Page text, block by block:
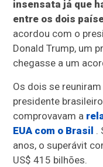
insensata já que
entre os dois
acordou com o
Donald Trump, um
chegasse a um
Os dois se reuniram
presidente
comprovavam a
EUA com o Brasil .
anos, o superávit
US$ 415 bilhões.